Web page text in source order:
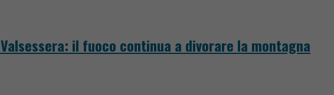
il fuoco continua a divorare la montagna